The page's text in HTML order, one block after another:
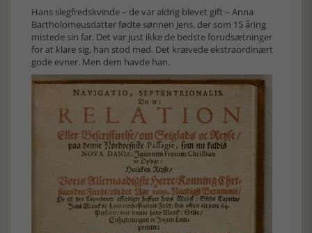
Hans slegfredskvinde – de var aldrig blevet gift – Anna
Bartholomeusdatter fødte sønnen Jens, der som 15 åring
mistede sin far. Det var just ikke de bedste forudsætninger
for at klare sig, han stod med. Det krævede ekstraordinært
gode evner. Men dem havde han.